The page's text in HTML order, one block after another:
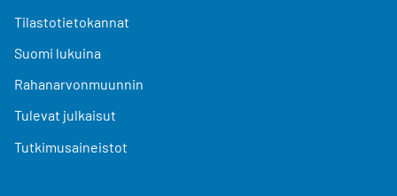
Tilastotietokannat
Suomi lukuina
Rahanarvonmuunnin
Tulevat julkaisut
Tutkimusaineistot